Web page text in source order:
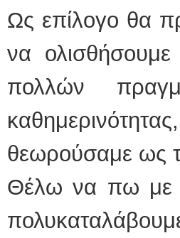
Ως επίλογο θα
να
πολλών
θεωρούσαμε ως
Θέλω να πω με